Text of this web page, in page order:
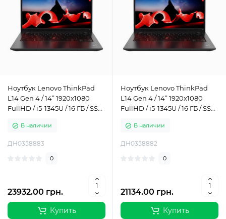
Ноутбук Lenovo ThinkPad
L14 Gen 4 / 14” 1920x1080
FullHD / i5-1345U / 16 ГБ / SSD
Класс Б
В наличии
ДН0358883
0
23932.00 грн.
Купить
Ноутбук Lenovo ThinkPad
L14 Gen 4 / 14” 1920x1080
FullHD / i5-1345U / 16 ГБ / SSD
/ Класс Б
В наличии
ДН0358882
0
21134.00 грн.
Купить